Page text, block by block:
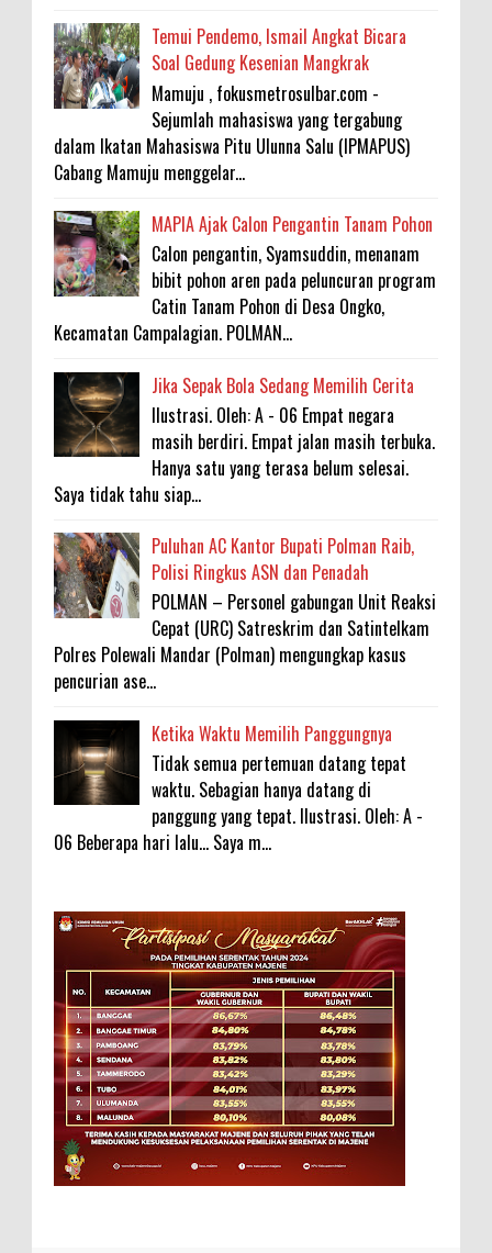
Temui Pendemo, Ismail Angkat Bicara
Soal Gedung Kesenian Mangkrak
Mamuju , fokusmetrosulbar.com -
Sejumlah mahasiswa yang tergabung
dalam Ikatan Mahasiswa Pitu Ulunna Salu (IPMAPUS)
Cabang Mamuju menggelar...
MAPIA Ajak Calon Pengantin Tanam Pohon
Calon pengantin, Syamsuddin, menanam
bibit pohon aren pada peluncuran program
Catin Tanam Pohon di Desa Ongko,
Kecamatan Campalagian. POLMAN...
Jika Sepak Bola Sedang Memilih Cerita
Ilustrasi. Oleh: A - 06 Empat negara
masih berdiri. Empat jalan masih terbuka.
Hanya satu yang terasa belum selesai.
Saya tidak tahu siap...
Puluhan AC Kantor Bupati Polman Raib,
Polisi Ringkus ASN dan Penadah
POLMAN – Personel gabungan Unit Reaksi
Cepat (URC) Satreskrim dan Satintelkam
Polres Polewali Mandar (Polman) mengungkap kasus
pencurian ase...
Ketika Waktu Memilih Panggungnya
Tidak semua pertemuan datang tepat
waktu. Sebagian hanya datang di
panggung yang tepat. Ilustrasi. Oleh: A -
06 Beberapa hari lalu... Saya m...